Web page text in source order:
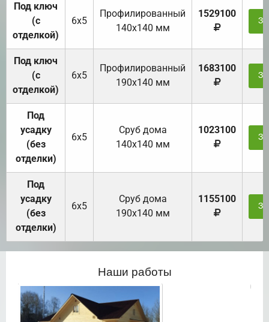
Под ключ
(с
отделкой)
6х5
Профилированный
140х140 мм
1529100
Под ключ
(с
отделкой)
6х5
Профилированный
190х140 мм
1683100
Под
усадку
(без
отделки)
6х5
Cруб дома
140х140 мм
1023100
Под
усадку
(без
отделки)
6х5
Cруб дома
190х140 мм
1155100
Наши работы